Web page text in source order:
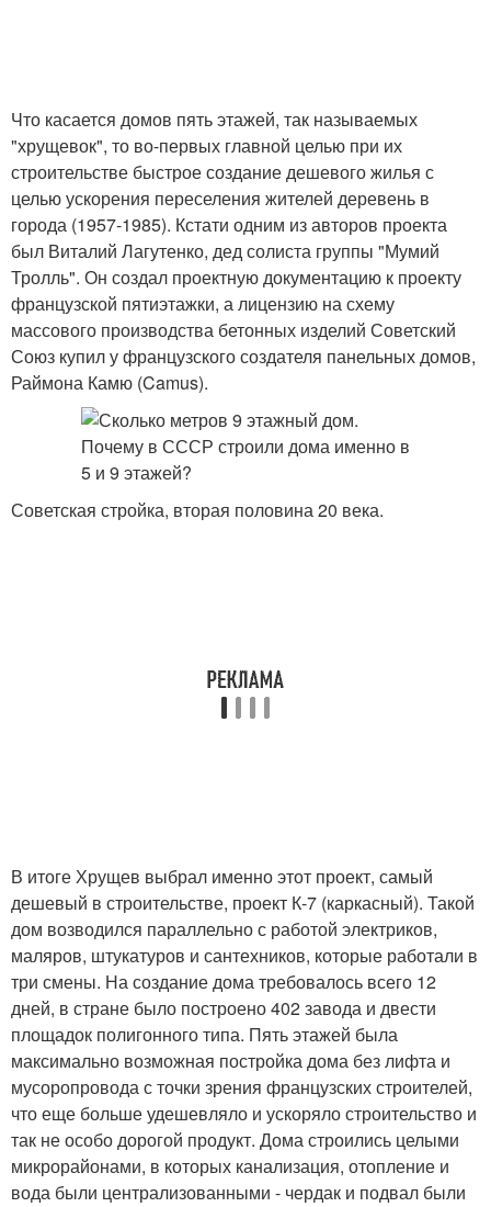
Что касается домов пять этажей, так называемых
"хрущевок", то во-первых главной целью при их
строительстве быстрое создание дешевого жилья с
целью ускорения переселения жителей деревень в
города (1957-1985). Кстати одним из авторов проекта
был Виталий Лагутенко, дед солиста группы "Мумий
Тролль". Он создал проектную документацию к проекту
французской пятиэтажки, а лицензию на схему
массового производства бетонных изделий Советский
Союз купил у французского создателя панельных домов,
Раймона Камю (Camus).
Советская стройка, вторая половина 20 века.
В итоге Хрущев выбрал именно этот проект, самый
дешевый в строительстве, проект К-7 (каркасный). Такой
дом возводился параллельно с работой электриков,
маляров, штукатуров и сантехников, которые работали в
три смены. На создание дома требовалось всего 12
дней, в стране было построено 402 завода и двести
площадок полигонного типа. Пять этажей была
максимально возможная постройка дома без лифта и
мусоропровода с точки зрения французских строителей,
что еще больше удешевляло и ускоряло строительство и
так не особо дорогой продукт. Дома строились целыми
микрорайонами, в которых канализация, отопление и
вода были централизованными - чердак и подвал были